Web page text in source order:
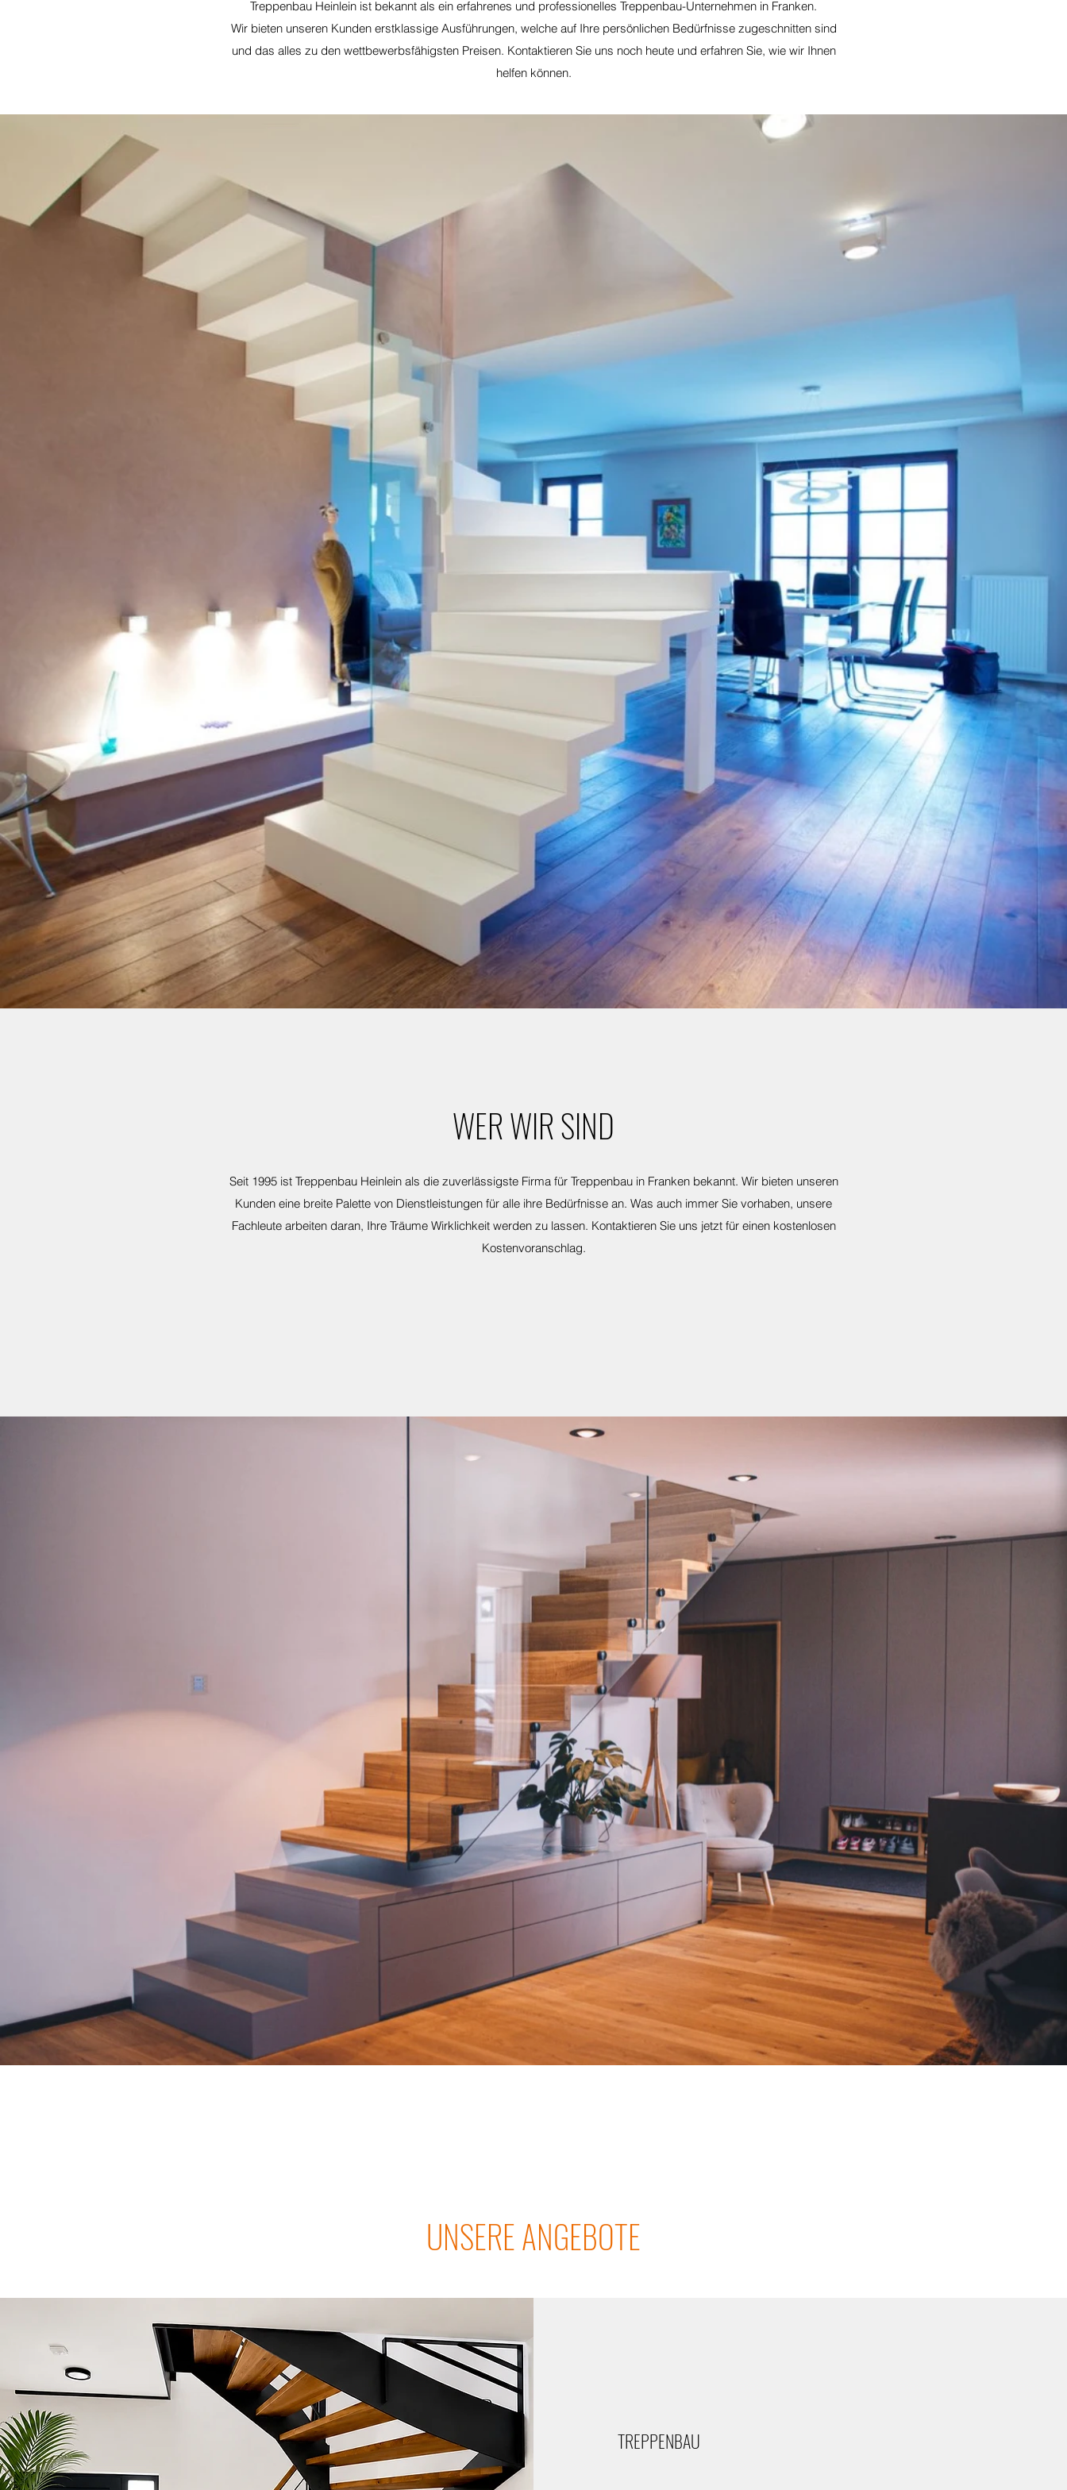
Treppenbau Heinlein ist bekannt als ein erfahrenes und professionelles Treppenbau-Unternehmen in Franken.
Wir bieten unseren Kunden erstklassige Ausführungen, welche auf Ihre persönlichen Bedürfnisse zugeschnitten sind
und das alles zu den wettbewerbsfähigsten Preisen. Kontaktieren Sie uns noch heute und erfahren Sie, wie wir Ihnen
helfen können.
WER WIR SIND
Seit 1995 ist Treppenbau Heinlein als die zuverlässigste Firma für Treppenbau in Franken bekannt. Wir bieten unseren
Kunden eine breite Palette von Dienstleistungen für alle ihre Bedürfnisse an. Was auch immer Sie vorhaben, unsere
Fachleute arbeiten daran, Ihre Träume Wirklichkeit werden zu lassen. Kontaktieren Sie uns jetzt für einen kostenlosen
Kostenvoranschlag.
UNSERE ANGEBOTE
TREPPENBAU